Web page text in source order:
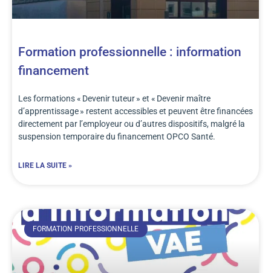
Formation professionnelle : information
financement
Les formations « Devenir tuteur » et « Devenir maître
d’apprentissage » restent accessibles et peuvent être financées
directement par l’employeur ou d’autres dispositifs, malgré la
suspension temporaire du financement OPCO Santé.
LIRE LA SUITE »
FORMATION PROFESSIONNELLE